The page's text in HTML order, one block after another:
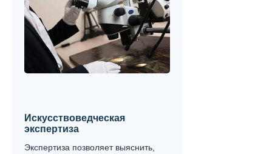
Искусствоведческая
экспертиза
Экспертиза позволяет выяснить,